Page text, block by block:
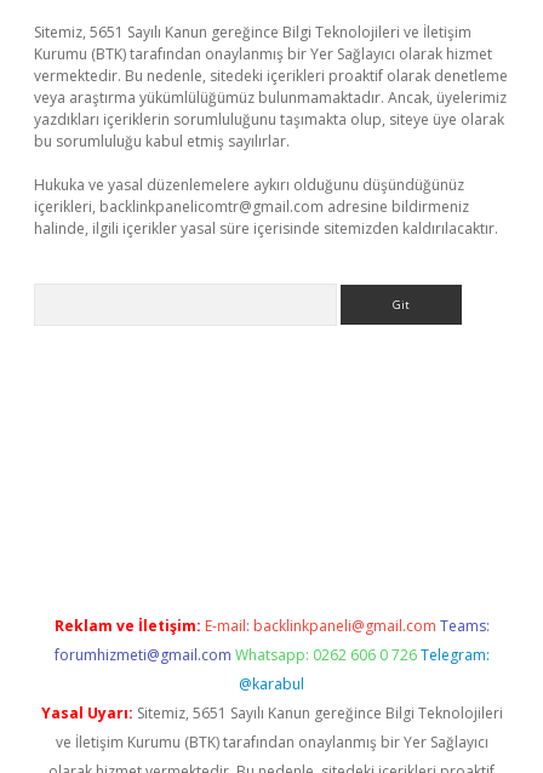
Sitemiz, 5651 Sayılı Kanun gereğince Bilgi Teknolojileri ve İletişim
Kurumu (BTK) tarafından onaylanmış bir Yer Sağlayıcı olarak hizmet
vermektedir. Bu nedenle, sitedeki içerikleri proaktif olarak denetleme
veya araştırma yükümlülüğümüz bulunmamaktadır. Ancak, üyelerimiz
yazdıkları içeriklerin sorumluluğunu taşımakta olup, siteye üye olarak
bu sorumluluğu kabul etmiş sayılırlar.
Hukuka ve yasal düzenlemelere aykırı olduğunu düşündüğünüz
içerikleri, backlinkpanelicomtr@gmail.com adresine bildirmeniz
halinde, ilgili içerikler yasal süre içerisinde sitemizden kaldırılacaktır.
Reklam ve İletişim: E-mail: backlinkpaneli@gmail.com Teams:
forumhizmeti@gmail.com Whatsapp: 0262 606 0 726 Telegram:
@karabul
Yasal Uyarı: Sitemiz, 5651 Sayılı Kanun gereğince Bilgi Teknolojileri
ve İletişim Kurumu (BTK) tarafından onaylanmış bir Yer Sağlayıcı